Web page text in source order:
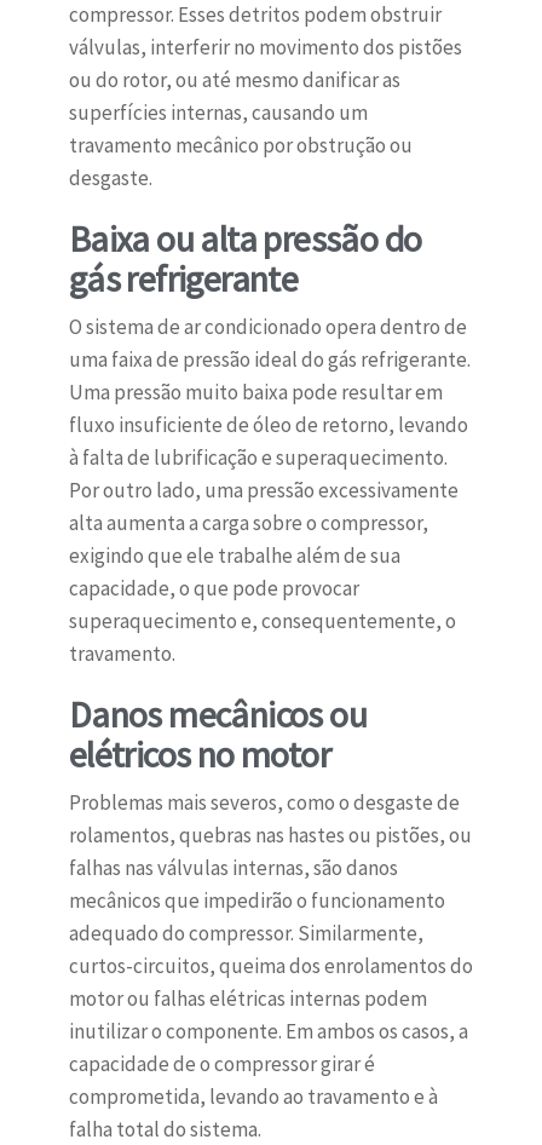
compressor. Esses detritos podem obstruir
válvulas, interferir no movimento dos pistões
ou do rotor, ou até mesmo danificar as
superfícies internas, causando um
travamento mecânico por obstrução ou
desgaste.
Baixa ou alta pressão do
gás refrigerante
O sistema de ar condicionado opera dentro de
uma faixa de pressão ideal do gás refrigerante.
Uma pressão muito baixa pode resultar em
fluxo insuficiente de óleo de retorno, levando
à falta de lubrificação e superaquecimento.
Por outro lado, uma pressão excessivamente
alta aumenta a carga sobre o compressor,
exigindo que ele trabalhe além de sua
capacidade, o que pode provocar
superaquecimento e, consequentemente, o
travamento.
Danos mecânicos ou
elétricos no motor
Problemas mais severos, como o desgaste de
rolamentos, quebras nas hastes ou pistões, ou
falhas nas válvulas internas, são danos
mecânicos que impedirão o funcionamento
adequado do compressor. Similarmente,
curtos-circuitos, queima dos enrolamentos do
motor ou falhas elétricas internas podem
inutilizar o componente. Em ambos os casos, a
capacidade de o compressor girar é
comprometida, levando ao travamento e à
falha total do sistema.